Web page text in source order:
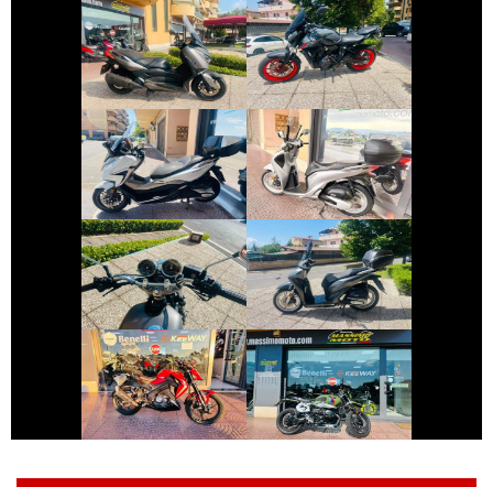
YAMAHA XMAX YAMAHA MT-07
HONDA FORZA-
350
€ 4.250 €
HONDA SH
€ 2.490 €
YAMAHA SR
€ 2.490 €
HONDA SH
€ 2.390 €
KEEWAY RKF
€ 2.800 €
BMW R-NINET
€ 10.490 €